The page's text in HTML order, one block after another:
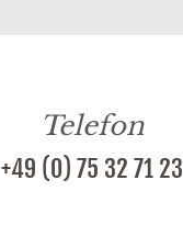
Telefon
+49 (0) 75 32 71 23